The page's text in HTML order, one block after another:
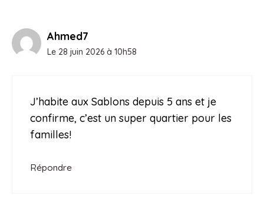
Ahmed7
Le 28 juin 2026 à 10h58
J’habite aux Sablons depuis 5 ans et je
confirme, c’est un super quartier pour les
familles!
Répondre